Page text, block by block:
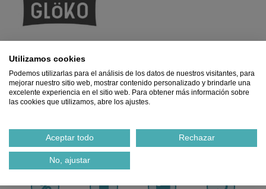
Adicionar ao carrinho
Utilizamos cookies
Podemos utilizarlas para el análisis de los datos de nuestros visitantes, para
mejorar nuestro sitio web, mostrar contenido personalizado y brindarle una
excelente experiencia en el sitio web. Para obtener más información sobre
las cookies que utilizamos, abre los ajustes.
Aceptar todo Rechazar
No, ajustar